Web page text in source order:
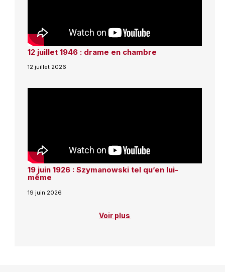
12 juillet 1946 : drame en chambre
12 juillet 2026
19 juin 1926 : Szymanowski tel qu’en lui-
même
19 juin 2026
Voir plus